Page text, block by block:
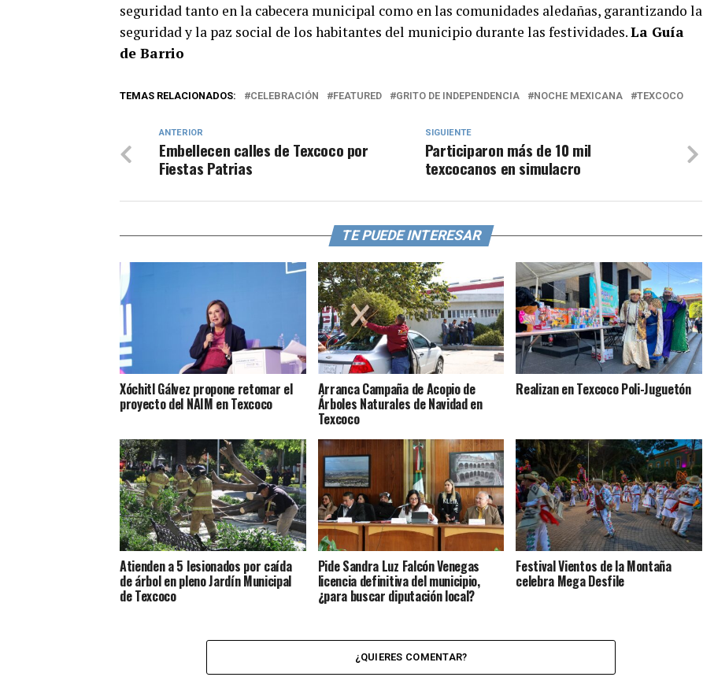
seguridad tanto en la cabecera municipal como en las comunidades aledañas, garantizando la
seguridad y la paz social de los habitantes del municipio durante las festividades.La Guía
de Barrio
TEMAS RELACIONADOS: CELEBRACIÓN FEATURED GRITO DE INDEPENDENCIA NOCHE MEXICANA TEXCOCO
SIGUIENTE
Participaron más de 10 mil
texcocanos en simulacro
ANTERIOR
Embellecen calles de Texcoco por
Fiestas Patrias
TE PUEDE INTERESAR
Xóchitl Gálvez propone retomar el
proyecto del NAIM en Texcoco
Arranca Campaña de Acopio de
Árboles Naturales de Navidad en
Texcoco
Realizan en Texcoco Poli-Juguetón
Atienden a 5 lesionados por caída
de árbol en pleno Jardín Municipal
de Texcoco
Pide Sandra Luz Falcón Venegas
licencia definitiva del municipio,
¿para buscar diputación local?
Festival Vientos de la Montaña
celebra Mega Desfile
¿QUIERES COMENTAR?